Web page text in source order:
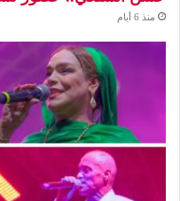
منذ 6 أيام